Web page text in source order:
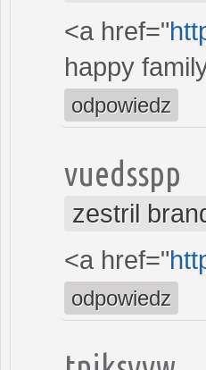
<a href="
happy
odpowiedz
vuedsspp
zestril
<a href="
odpowiedz